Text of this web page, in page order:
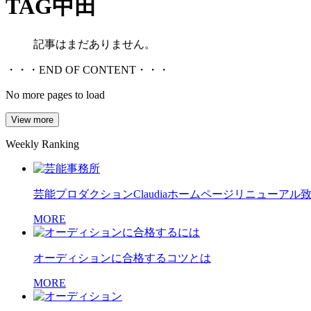
TAG中田
記事はまだありません。
・・・END OF CONTENT・・・
No more pages to load
View more
Weekly Ranking
芸能プロダクションClaudiaホームページリニューアル致
MORE
オーディションに合格するコツとは
MORE